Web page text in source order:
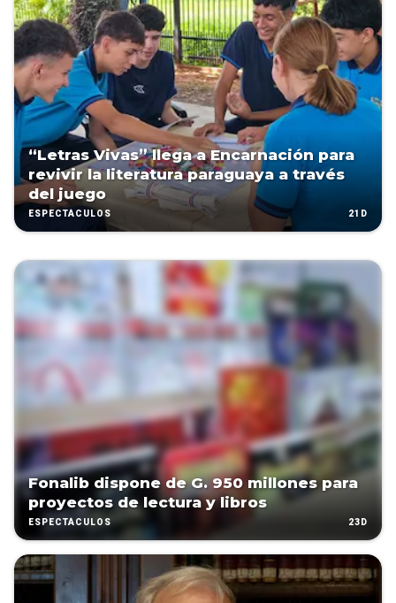
“Letras Vivas” llega a Encarnación para
revivir la literatura paraguaya a través
del juego
ESPECTÁCULOS 21D
Fonalib dispone de G. 950 millones para
proyectos de lectura y libros
ESPECTÁCULOS 23D